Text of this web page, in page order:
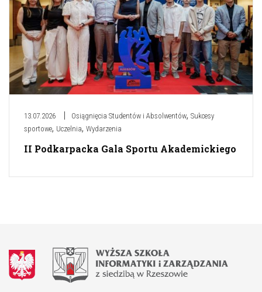
13.07.2026 Osiągnięcia Studentów i Absolwentów, Sukcesy
sportowe, Uczelnia, Wydarzenia
II Podkarpacka Gala Sportu Akademickiego